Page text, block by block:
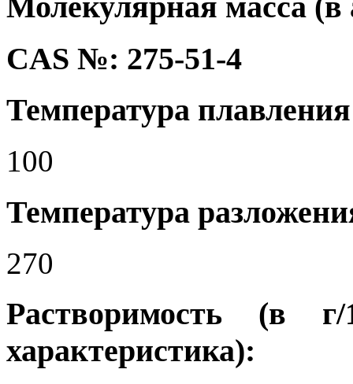
CAS №: 275-51-4
Температура
100
Температура
270
Растворимость (в
характеристика):